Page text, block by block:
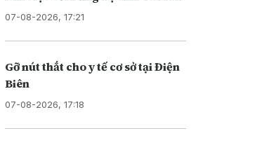
07-08-2026, 17:21
Gỡ nút thắt cho y tế cơ sở tại Điện
Biên
07-08-2026, 17:18